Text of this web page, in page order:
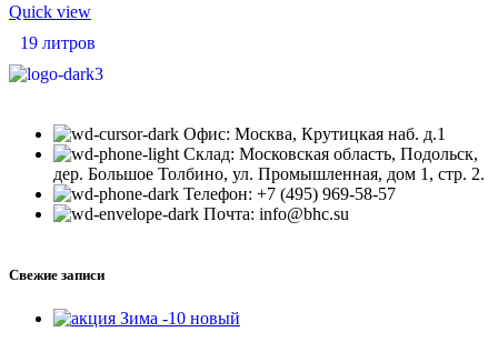
Quick view
19 литров
Офис: Москва, Крутицкая наб. д.1
Склад: Московская область, Подольск,
дер. Большое Толбино, ул. Промышленная, дом 1, стр. 2.
Телефон: +7 (495) 969-58-57
Почта: info@bhc.su
Свежие записи